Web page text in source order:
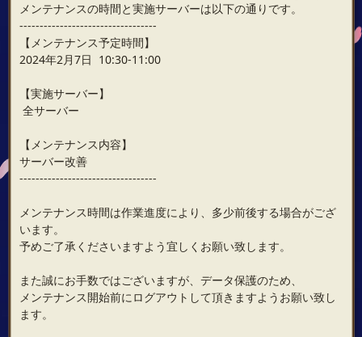
メンテナンスの時間と実施サーバーは以下の通りです。
----------------------------------
【メンテナンス予定時間】
2024年2月7日 10:30-11:00
【実施サーバー】
全サーバー
【メンテナンス内容】
サーバー改善
----------------------------------
メンテナンス時間は作業進度により、多少前後する場合がござ
います。
予めご了承くださいますよう宜しくお願い致します。
また誠にお手数ではございますが、データ保護のため、
メンテナンス開始前にログアウトして頂きますようお願い致し
ます。